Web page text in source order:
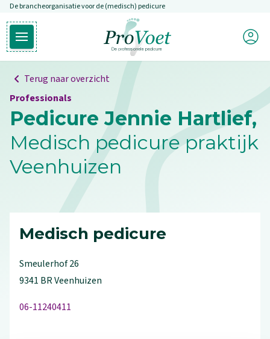
Overslaan en naar de inhoud gaan
De brancheorganisatie voor de (medisch) pedicure
Open hoofdmenu
Ga naar de homepagina
Mijn
Terug naar overzicht
Professionals
Pedicure Jennie Hartlief,
Medisch pedicure praktijk
Veenhuizen
Medisch pedicure
Smeulerhof26
9341 BRVeenhuizen
06-11240411